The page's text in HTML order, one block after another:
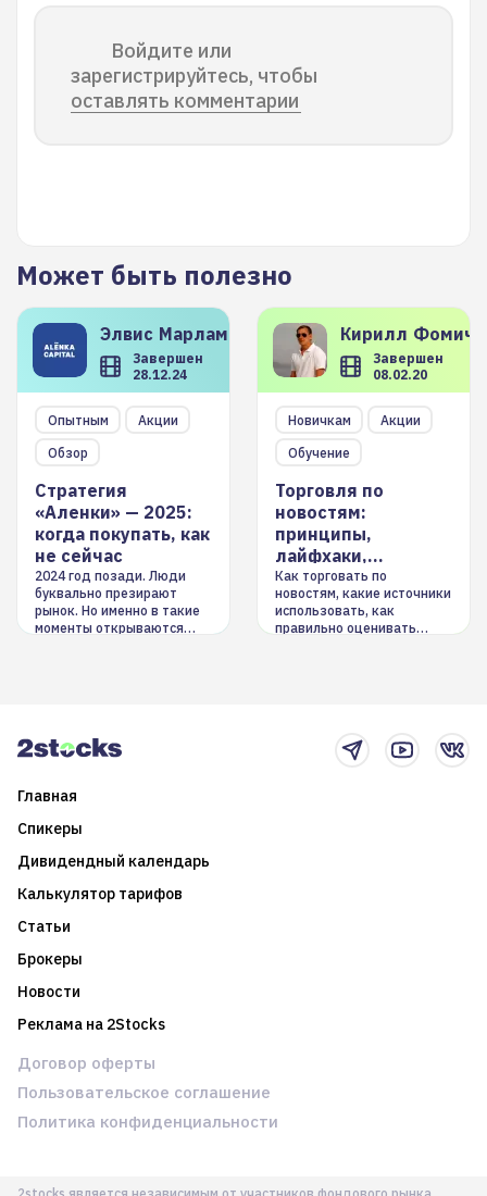
Войдите или
зарегистрируйтесь, чтобы
оставлять комментарии
Может быть полезно
Элвис Марламов
Завершен
28.12.24
Опытным
Акции
Обзор
Стратегия
«Аленки» — 2025:
когда покупать, как
не сейчас
2024 год позади. Люди
буквально презирают
рынок. Но именно в такие
моменты открываются
Кирилл
Завершен
08.02.20
Новичкам
Акции
Обучение
Торговля по
новостям:
принципы,
лайфхаки,
инструменты
Как торговать по
новостям, какие источники
использовать, как
правильно оценивать
Главная
Спикеры
Дивидендный календарь
Калькулятор тарифов
Статьи
Брокеры
Новости
Реклама на 2Stocks
Договор оферты
Пользовательское соглашение
Политика конфиденциальности